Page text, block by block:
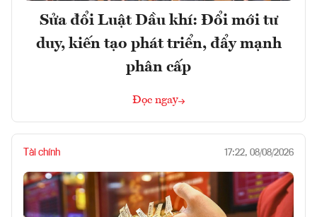
Sửa đổi Luật Dầu khí: Đổi mới tư
duy, kiến tạo phát triển, đẩy mạnh
phân cấp
Đọc ngay
Tài chính 17:22, 08/08/2026